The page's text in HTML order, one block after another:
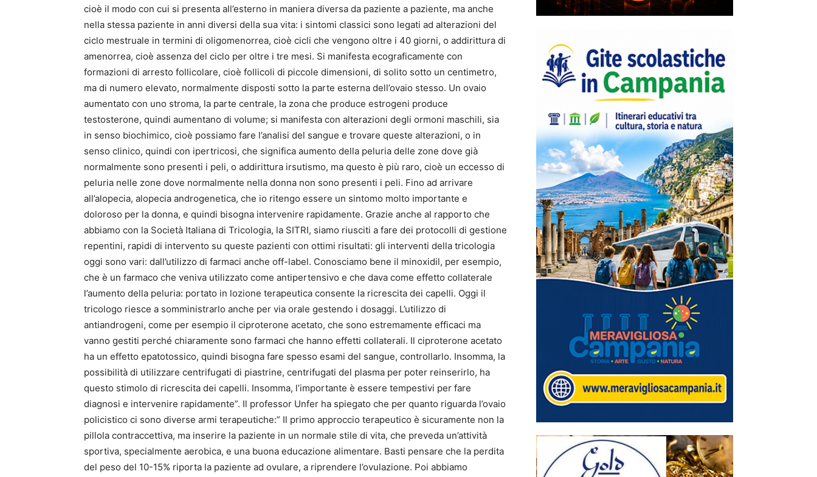
cioè il modo con cui si presenta all’esterno in maniera diversa da paziente a paziente, ma anche
nella stessa paziente in anni diversi della sua vita: i sintomi classici sono legati ad alterazioni del
ciclo mestruale in termini di oligomenorrea, cioè cicli che vengono oltre i 40 giorni, o addirittura di
amenorrea, cioè assenza del ciclo per oltre i tre mesi. Si manifesta ecograficamente con
formazioni di arresto follicolare, cioè follicoli di piccole dimensioni, di solito sotto un centimetro,
ma di numero elevato, normalmente disposti sotto la parte esterna dell’ovaio stesso. Un ovaio
aumentato con uno stroma, la parte centrale, la zona che produce estrogeni produce
testosterone, quindi aumentano di volume; si manifesta con alterazioni degli ormoni maschili, sia
in senso biochimico, cioè possiamo fare l’analisi del sangue e trovare queste alterazioni, o in
senso clinico, quindi con ipertricosi, che significa aumento della peluria delle zone dove già
normalmente sono presenti i peli, o addirittura irsutismo, ma questo è più raro, cioè un eccesso di
peluria nelle zone dove normalmente nella donna non sono presenti i peli. Fino ad arrivare
all’alopecia, alopecia androgenetica, che io ritengo essere un sintomo molto importante e
doloroso per la donna, e quindi bisogna intervenire rapidamente. Grazie anche al rapporto che
abbiamo con la Società Italiana di Tricologia, la SITRI, siamo riusciti a fare dei protocolli di gestione
repentini, rapidi di intervento su queste pazienti con ottimi risultati: gli interventi della tricologia
oggi sono vari: dall’utilizzo di farmaci anche off-label. Conosciamo bene il minoxidil, per esempio,
che è un farmaco che veniva utilizzato come antipertensivo e che dava come effetto collaterale
l’aumento della peluria: portato in lozione terapeutica consente la ricrescita dei capelli. Oggi il
tricologo riesce a somministrarlo anche per via orale gestendo i dosaggi. L’utilizzo di
antiandrogeni, come per esempio il ciproterone acetato, che sono estremamente efficaci ma
vanno gestiti perché chiaramente sono farmaci che hanno effetti collaterali. Il ciproterone acetato
ha un effetto epatotossico, quindi bisogna fare spesso esami del sangue, controllarlo. Insomma, la
possibilità di utilizzare centrifugati di piastrine, centrifugati del plasma per poter reinserirlo, ha
questo stimolo di ricrescita dei capelli. Insomma, l’importante è essere tempestivi per fare
diagnosi e intervenire rapidamente”. Il professor Unfer ha spiegato che per quanto riguarda l’ovaio
policistico ci sono diverse armi terapeutiche:” Il primo approccio terapeutico è sicuramente non la
pillola contraccettiva, ma inserire la paziente in un normale stile di vita, che preveda un’attività
sportiva, specialmente aerobica, e una buona educazione alimentare. Basti pensare che la perdita
del peso del 10-15% riporta la paziente ad ovulare, a riprendere l’ovulazione. Poi abbiamo